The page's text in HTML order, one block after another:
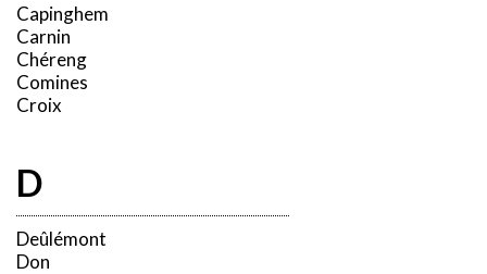
Capinghem
Carnin
Chéreng
Comines
Croix
D
Deûlémont
Don